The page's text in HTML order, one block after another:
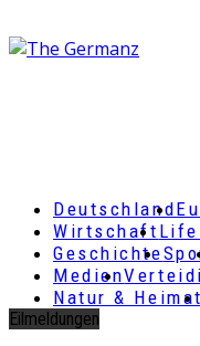
Deutschland
Wirtschaft
Geschichte
Medien
Natur & Heimat
Eilmeldungen